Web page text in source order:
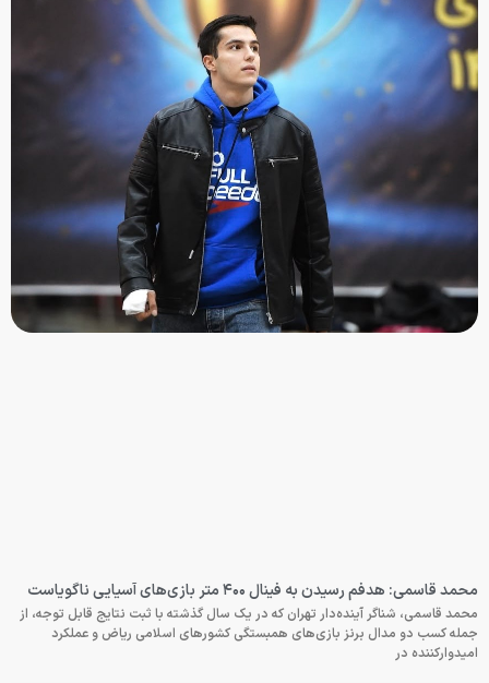
محمد قاسمی: هدفم رسیدن به فینال ۴۰۰ متر بازی‌های آسیایی ناگویاست
محمد قاسمی، شناگر آینده‌دار تهران که در یک سال گذشته با ثبت نتایج قابل توجه، از
جمله کسب دو مدال برنز بازی‌های همبستگی کشورهای اسلامی ریاض و عملکرد
امیدوارکننده در